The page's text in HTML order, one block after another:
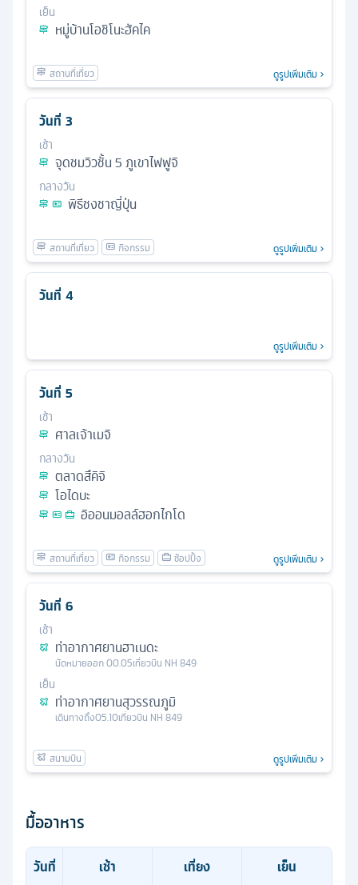
เย็น
หมู่บ้านโอชิโนะฮัคไค
ดูรูปเพิ่มเติม
วันที่ 3
เช้า
จุดชมวิวชั้น 5 ภูเขาไฟฟูจิ
กลางวัน
พิธีชงชาญี่ปุ่น
ดูรูปเพิ่มเติม
วันที่ 4
ดูรูปเพิ่มเติม
วันที่ 5
เช้า
ศาลเจ้าเมจิ
กลางวัน
ตลาดสึคิจิ
โอไดบะ
อิออนมอลล์ฮอกไกโด
ดูรูปเพิ่มเติม
วันที่ 6
เช้า
ท่าอากาศยานฮาเนดะ
นัดหมายออก00.05เที่ยวบิน NH 849
เย็น
ท่าอากาศยานสุวรรณภูมิ
เดินทางถึง05.10เที่ยวบิน NH 849
ดูรูปเพิ่มเติม
มื้ออาหาร
วันที่ เช้า เที่ยง เย็น